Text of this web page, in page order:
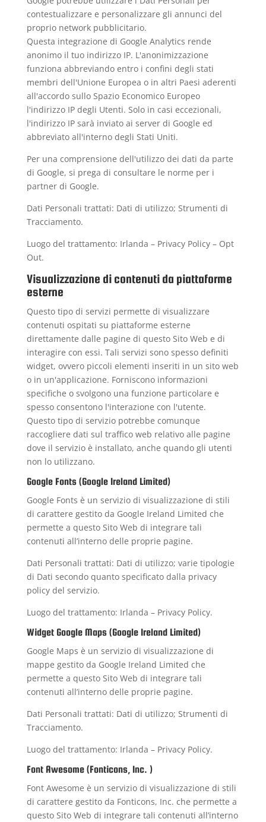
contestualizzare e personalizzare gli annunci del
proprio network pubblicitario.
Questa integrazione di Google Analytics rende
anonimo il tuo indirizzo IP. L'anonimizzazione
funziona abbreviando entro i confini degli stati
membri dell'Unione Europea o in altri Paesi aderenti
all'accordo sullo Spazio Economico Europeo
l'indirizzo IP degli Utenti. Solo in casi eccezionali,
l'indirizzo IP sarà inviato ai server di Google ed
abbreviato all'interno degli Stati Uniti.
Per una comprensione dell'utilizzo dei dati da parte
di Google, si prega di consultare le norme per i
partner di Google.
Dati Personali trattati: Dati di utilizzo; Strumenti di
Tracciamento.
Luogo del trattamento: Irlanda – Privacy Policy– Opt
Out.
Visualizzazione di contenuti da piattaforme
esterne
Questo tipo di servizi permette di visualizzare
contenuti ospitati su piattaforme esterne
direttamente dalle pagine di questo Sito Web e di
interagire con essi. Tali servizi sono spesso definiti
widget, ovvero piccoli elementi inseriti in un sito web
o in un'applicazione. Forniscono informazioni
specifiche o svolgono una funzione particolare e
spesso consentono l'interazione con l'utente.
Questo tipo di servizio potrebbe comunque
raccogliere dati sul traffico web relativo alle pagine
dove il servizio è installato, anche quando gli utenti
non lo utilizzano.
Google Fonts (Google Ireland Limited)
Google Fonts è un servizio di visualizzazione di stili
di carattere gestito da Google Ireland Limited che
permette a questo Sito Web di integrare tali
contenuti all’interno delle proprie pagine.
Dati Personali trattati: Dati di utilizzo; varie tipologie
di Dati secondo quanto specificato dalla privacy
policy del servizio.
Luogo del trattamento: Irlanda – Privacy Policy.
Widget Google Maps (Google Ireland Limited)
Google Maps è un servizio di visualizzazione di
mappe gestito da Google Ireland Limited che
permette a questo Sito Web di integrare tali
contenuti all’interno delle proprie pagine.
Dati Personali trattati: Dati di utilizzo; Strumenti di
Tracciamento.
Luogo del trattamento: Irlanda – Privacy Policy.
Font Awesome (Fonticons, Inc. )
Font Awesome è un servizio di visualizzazione di stili
di carattere gestito da Fonticons, Inc. che permette a
questo Sito Web di integrare tali contenuti all’interno